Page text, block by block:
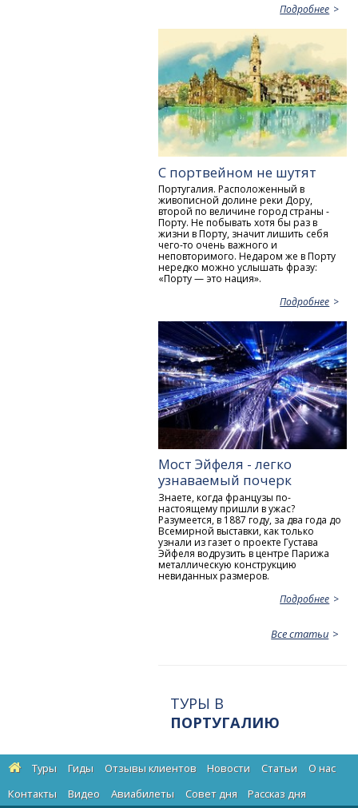
Подробнее
С портвейном не шутят
Португалия. Расположенный в
живописной долине реки Дору,
второй по величине город страны -
Порту. Не побывать хотя бы раз в
жизни в Порту, значит лишить себя
чего-то очень важного и
неповторимого. Недаром же в Порту
нередко можно услышать фразу:
«Порту — это нация».
Подробнее
Мост Эйфеля - легко
узнаваемый почерк
Знаете, когда французы по-
настоящему пришли в ужас?
Разумеется, в 1887 году, за два года до
Всемирной выставки, как только
узнали из газет о проекте Густава
Эйфеля водрузить в центре Парижа
металлическую конструкцию
невиданных размеров.
Подробнее
Все статьи
ТУРЫ В
ПОРТУГАЛИЮ
Туры Гиды Отзывы клиентов Новости Статьи
О нас
Контакты
Видео Авиабилеты Cовет дня Рассказ дня